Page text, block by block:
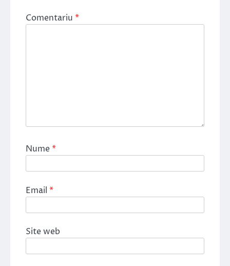
Comentariu *
Nume*
Email *
Site web